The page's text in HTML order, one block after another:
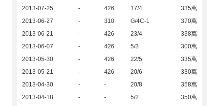
2013-07-25
- 426 17/4
335萬
2013-06-27
- 310 G/4C-1
370萬
2013-06-21
- 426 23/4
338萬
2013-06-07
- 426 5/3
300萬
2013-05-30
- 426 22/5
335萬
2013-05-21
- 426 20/6
330萬
2013-04-30
- - 20/8
358萬
2013-04-18
- - 5/2
350萬